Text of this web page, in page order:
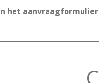
het aanvraagformulier